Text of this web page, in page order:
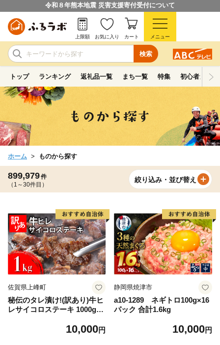
令和８年熊本地震 災害支援寄付受付について
検索
上限額 お気に入り カート メニュー
トップ ランキング 返礼品一覧 まち一覧 特集 初心者ガイド
ホーム ものから探す
899,979件
（1～30件目）
絞り込み・並び替え
佐賀県上峰町
秘伝のタレ漬け!(訳あり)牛ヒ
レサイコロステーキ 1000g
10,000円
静岡県焼津市
a10-1289 ネギトロ100g×16
パック 合計1.6kg
10,000円